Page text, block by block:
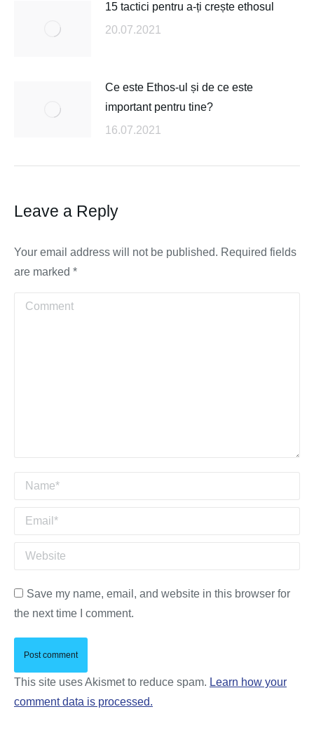
15 tactici pentru a-ți crește ethosul
20.07.2021
Ce este Ethos-ul și de ce este
important pentru tine?
16.07.2021
Leave a Reply
Your email address will not be published. Required fields
are marked *
Comment
Name *
Email *
Website
Save my name, email, and website in this browser for
the next time I comment.
Post comment
This site uses Akismet to reduce spam. Learn how your
comment data is processed.